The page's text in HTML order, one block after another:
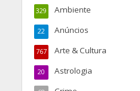
Ambiente
329
Anúncios
22
Arte & Cultura
767
Astrologia
20